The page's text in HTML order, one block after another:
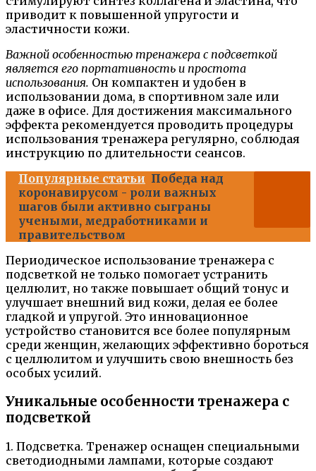
приводит к повышенной упругости и
эластичности кожи.
Важной особенностью тренажера с подсветкой
является его портативность и простота
использования. Он компактен и удобен в
использовании дома, в спортивном зале или
даже в офисе. Для достижения максимального
эффекта рекомендуется проводить процедуры
использования тренажера регулярно, соблюдая
инструкцию по длительности сеансов.
Популярные статьи Победа над
коронавирусом - роли важных
шагов были активно сыграны
учеными, медработниками и
правительством
Периодическое использование тренажера с
подсветкой не только помогает устранить
целлюлит, но также повышает общий тонус и
улучшает внешний вид кожи, делая ее более
гладкой и упругой. Это инновационное
устройство становится все более популярным
среди женщин, желающих эффективно бороться
с целлюлитом и улучшить свою внешность без
особых усилий.
Уникальные особенности тренажера с
подсветкой
1. Подсветка. Тренажер оснащен специальными
светодиодными лампами, которые создают